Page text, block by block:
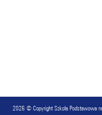
2026 © Copyright Szkoła Podstawowa